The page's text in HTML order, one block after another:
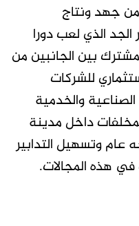
من جهد ونتاج
الذي لعب دورا
بين الجانبين من
للشركات
والخدمية
داخل مدينة
وتسهيل التدابير
في هذه المجالات.